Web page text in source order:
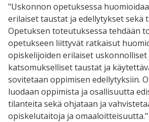
"Uskonnon opetuksessa
erilaiset taustat ja edellytykset sekä
Opetuksen toteutuksessa tehdään
opetukseen liittyvät ratkaisut
opiskelijoiden erilaiset uskonnolliset
katsomukselliset taustat ja
sovitetaan oppimisen edellytyksiin.
luodaan oppimista ja osallisuutta
tilanteita sekä ohjataan ja
opiskelutaitoja ja omaaloitteisuutta."